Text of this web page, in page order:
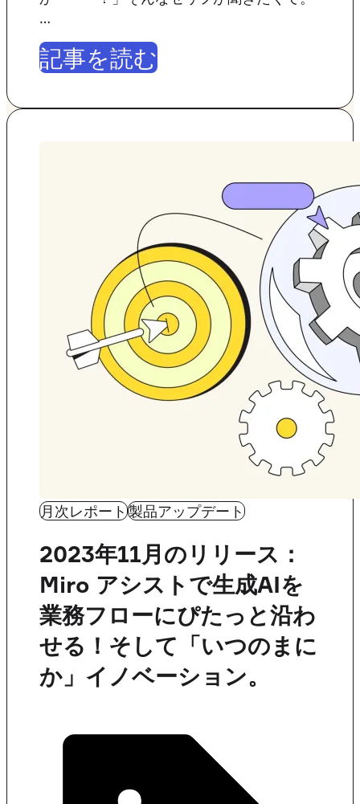
…
記事を読む
月次レポート製品アップデート
2023年11月のリリース：
Miro アシストで生成AIを
業務フローにぴたっと沿わ
せる！そして「いつのまに
か」イノベーション。